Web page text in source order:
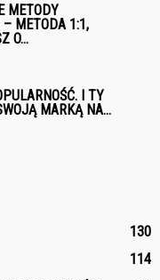
METODY
METODA 1:1,
O...
I TY
MARKĄ NA...
130
114